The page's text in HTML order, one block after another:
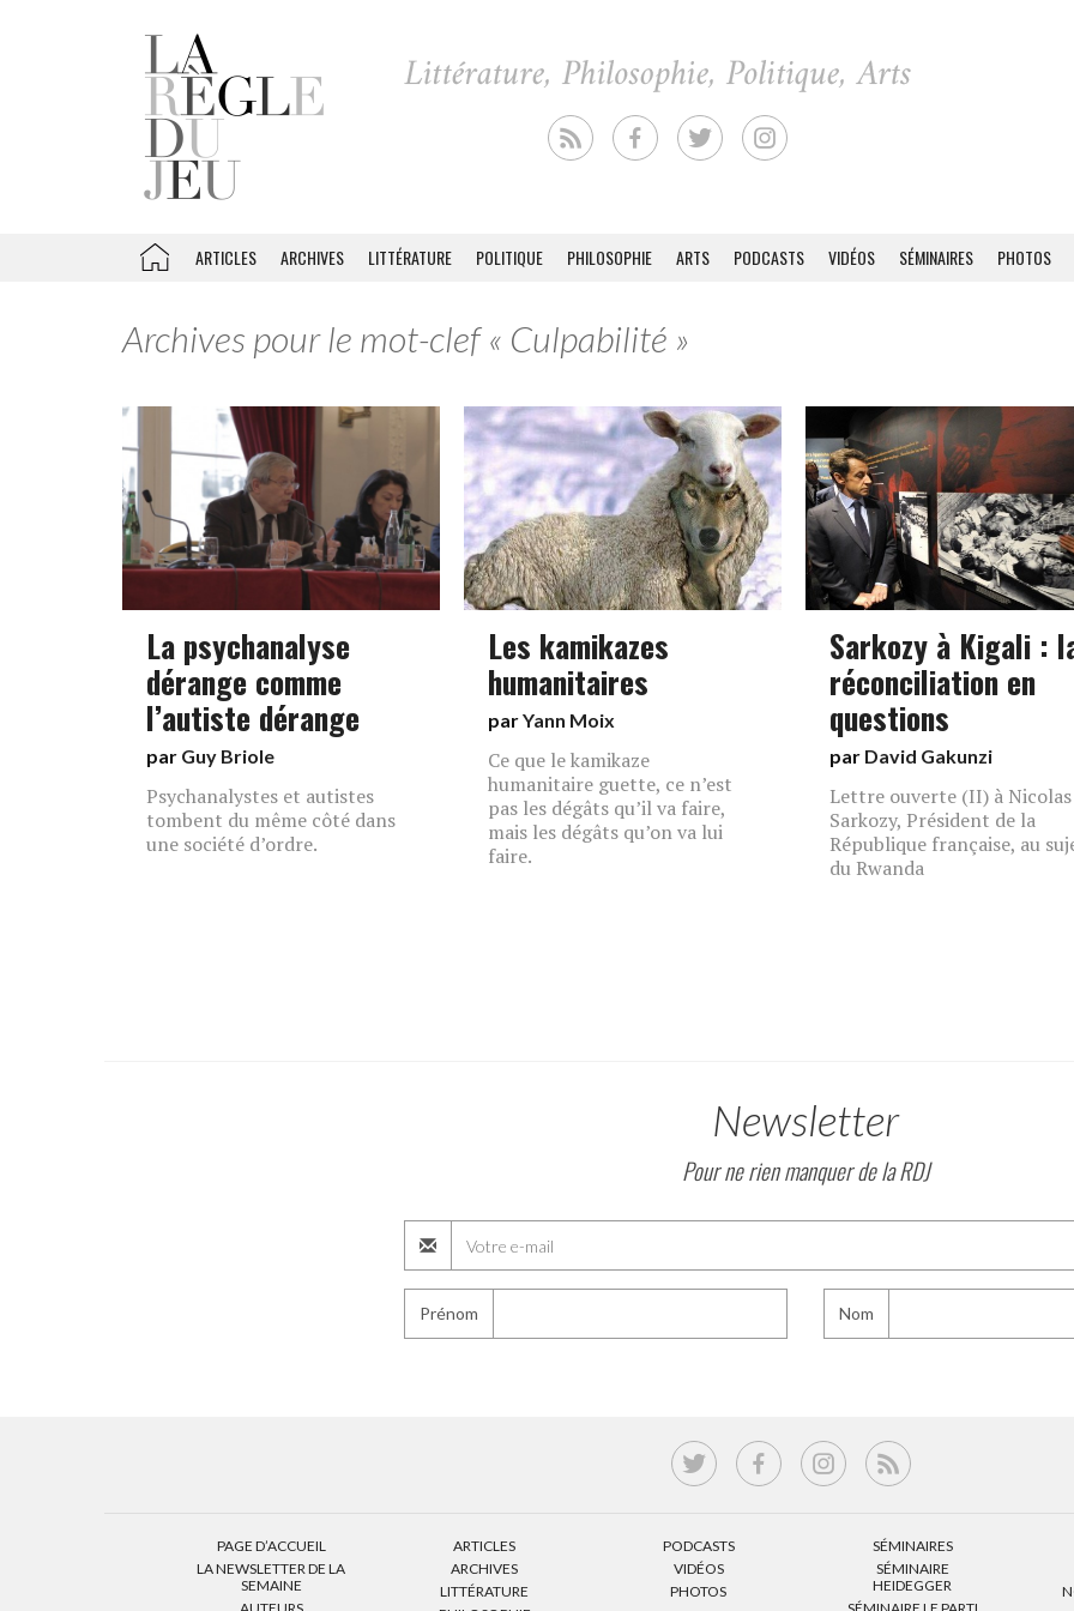
ARTICLES ARCHIVES LITTÉRATURE POLITIQUE PHILOSOPHIE ARTS PODCASTS VIDÉOS SÉMINAIRES PHOTOS
Archives pour le mot-clef « Culpabilité »
La psychanalyse
dérange comme
l’autiste dérange
par Guy Briole
Psychanalystes et autistes
tombent du même côté dans
une société d’ordre.
Les kamikazes
humanitaires
parYann Moix
Ce que le kamikaze
humanitaire guette, ce n’est
pas les dégâts qu’il va faire,
mais les dégâts qu’on va lui
faire.
Sarkozy à Kigali :
réconciliation en
questions
par David Gakunzi
Lettre ouverte (II) à Nicolas
Sarkozy, Président de la
République française, au
du Rwanda
Newsletter
Pour ne rien manquer de la RDJ
Prénom Nom
PAGE D’ACCUEIL
LA NEWSLETTER DE LA
SEMAINE
ARTICLES
ARCHIVES
LITTÉRATURE
PODCASTS
VIDÉOS
PHOTOS
SÉMINAIRES
SÉMINAIRE
HEIDEGGER